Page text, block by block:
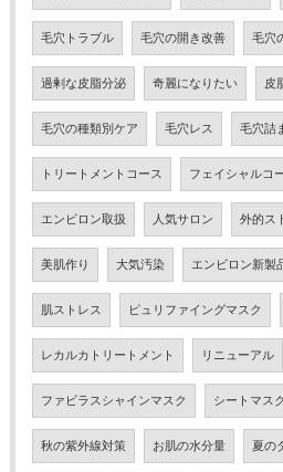
毛穴トラブル 毛穴の開き改善 毛穴
過剰な皮脂分泌 奇麗になりたい 皮
毛穴の種類別ケア 毛穴レス 毛穴詰
トリートメントコース フェイシャルコ
エンビロン取扱 人気サロン 外的ス
美肌作り 大気汚染 エンビロン新製
肌ストレス ピュリファイングマスク
レカルカトリートメント リニューアル
ファビラスシャインマスク シートマスク
秋の紫外線対策 お肌の水分量 夏の